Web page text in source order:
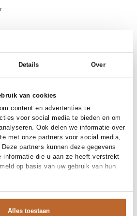
Details Over
van cookies
content en advertenties te
voor social media te bieden en om
Ook delen we informatie over
met onze partners voor social media,
partners kunnen deze gegevens
informatie die u aan ze heeft verstrekt
op basis van uw gebruik van hun
Alles toestaan
in huis
€99